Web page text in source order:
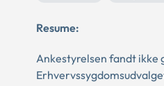
Resume:
Ankestyrelsen fandt